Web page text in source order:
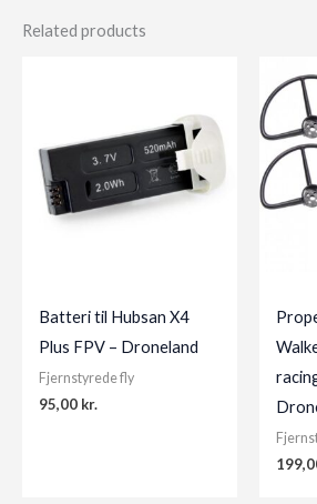
Related products
Batteri til Hubsan X4
Plus FPV – Droneland
Fjernstyrede fly
95,00 kr.